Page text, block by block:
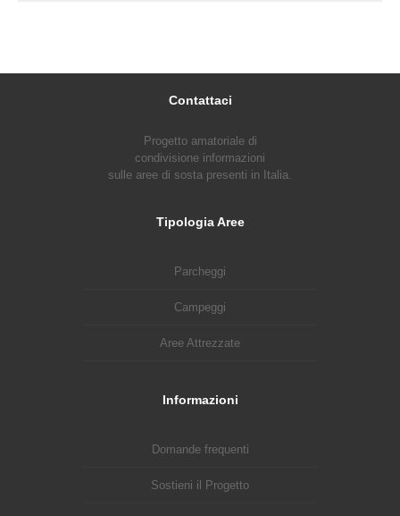
Contattaci
Progetto amatoriale di
condivisione informazioni
sulle aree di sosta presenti in Italia.
Tipologia Aree
Parcheggi
Campeggi
Aree Attrezzate
Informazioni
Domande frequenti
Sostieni il Progetto